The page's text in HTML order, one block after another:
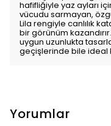
hafifliğiyle yaz ayları
vücudu sarmayan,
Lila rengiyle canlılık
bir görünüm
uygun uzunlukta
geçişlerinde bile ideal
Yorumlar